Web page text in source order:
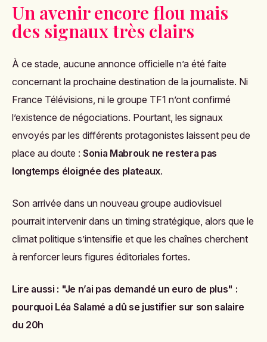
Un avenir encore flou mais
des signaux très clairs
À ce stade, aucune annonce officielle n’a été faite
concernant la prochaine destination de la journaliste. Ni
France Télévisions, ni le groupe TF1 n’ont confirmé
l’existence de négociations. Pourtant, les signaux
envoyés par les différents protagonistes laissent peu de
place au doute : Sonia Mabrouk ne restera pas
longtemps éloignée des plateaux.
Son arrivée dans un nouveau groupe audiovisuel
pourrait intervenir dans un timing stratégique, alors que le
climat politique s’intensifie et que les chaînes cherchent
à renforcer leurs figures éditoriales fortes.
Lire aussi : "Je n’ai pas demandé un euro de plus" :
pourquoi Léa Salamé a dû se justifier sur son salaire
du 20h